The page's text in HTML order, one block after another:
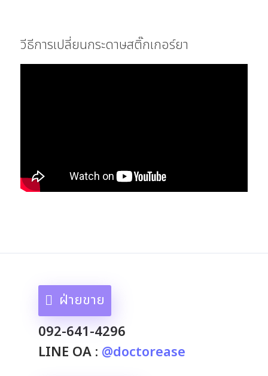
วีธีการเปลี่ยนกระดาษสติ๊กเกอร์ยา
ฝ่ายขาย
092-641-4296
LINE OA : @doctorease